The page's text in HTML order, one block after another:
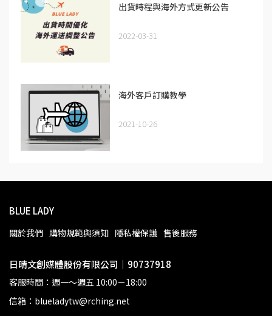
出貨時程與海外方式更新公告
2022-03-31
海外客戶訂購教學
2021-10-26
BLUE LADY
關於我們 購物規範與須知 隱私權保護 售後服務
日晴文創媒體股份有限公司｜90737918
客服時間：週一～週五 10:00－18:00
信箱：blueladytw@rching.net